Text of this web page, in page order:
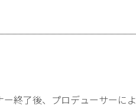
終了後、プロデューサーによ